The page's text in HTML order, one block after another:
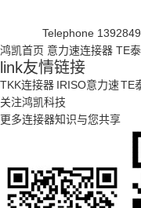
Telephone
鸿凯首页 意力速连接器 TE
link友情链接
TKK连接器 IRISO意力速TE
关注鸿凯科技
更多连接器知识与您共享